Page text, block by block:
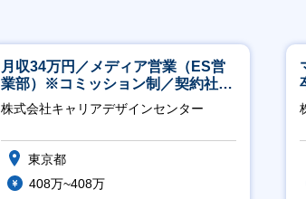
月収34万円／メディア営業（ES営
業部）※コミッション制／契約社員
※4年目以降無期化
株式会社キャリアデザインセンター
東京都
408万~408万